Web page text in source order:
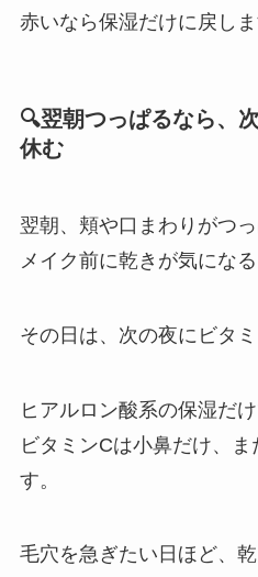
赤いなら保湿だけに戻しま
🔍翌朝つっぱるなら、
休む
翌朝、頬や口まわりがつっ
メイク前に乾きが気になる
その日は、次の夜にビタミ
ヒアルロン酸系の保湿だ
ビタミンCは小鼻だけ、
す。
毛穴を急ぎたい日ほど、